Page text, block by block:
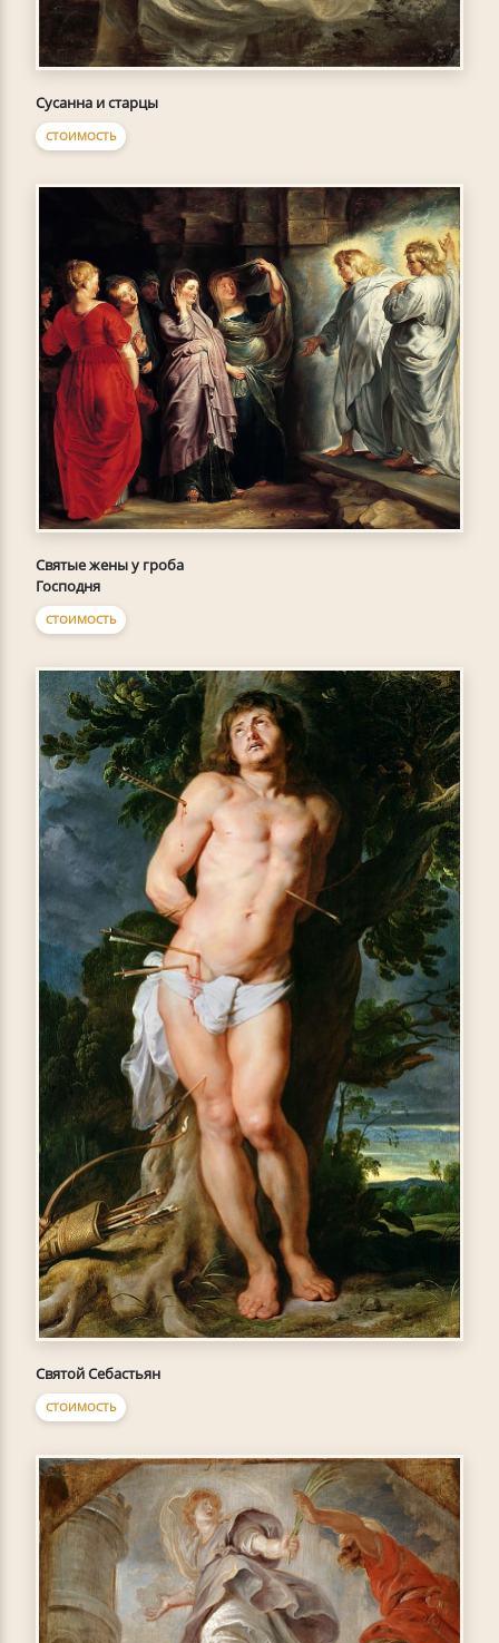
Сусанна и старцы
СТОИМОСТЬ
Святые жены у гроба
Господня
СТОИМОСТЬ
Святой Себастьян
СТОИМОСТЬ